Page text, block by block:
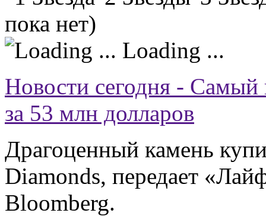
пока нет)
Loading ...
Новости сегодня -
за 53 млн долларов
Драгоценный камень
Diamonds, передает
Bloomberg.